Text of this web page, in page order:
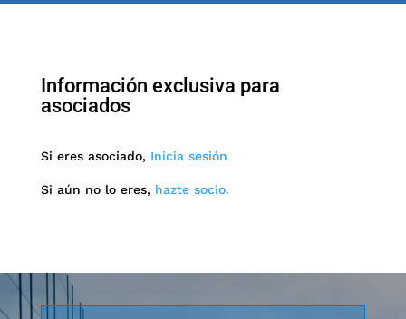
Información exclusiva para
asociados
Si eres asociado, Inicia sesión
Si aún no lo eres, hazte socio.